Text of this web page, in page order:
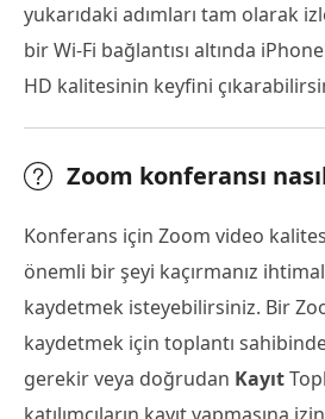
yukarıdaki adımları tam olarak
bir Wi-Fi bağlantısı altında
HD kalitesinin keyfini
Zoom konferansı
Konferans için Zoom video
önemli bir şeyi kaçırmanız
kaydetmek isteyebilirsiniz. Bir
kaydetmek için toplantı
gerekir veya doğrudan Kayıt